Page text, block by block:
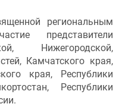
региональным
представители
Нижегородской,
Камчатского края,
края, Республики
Республики